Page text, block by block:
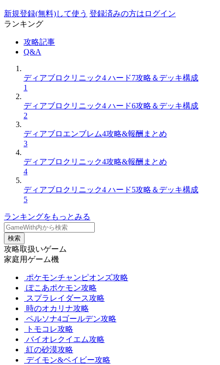
新規登録(無料)して使う 登録済みの方はログイン
ランキング
攻略記事
Q&A
ディアブロクリニック4 ハード7攻略＆デッキ構成
1
ディアブロクリニック4 ハード6攻略＆デッキ構成
2
ディアブロエンブレム4攻略&報酬まとめ
3
ディアブロクリニック4攻略&報酬まとめ
4
ディアブロクリニック4 ハード5攻略＆デッキ構成
5
ランキングをもっとみる
検索
攻略取扱いゲーム
家庭用ゲーム機
ポケモンチャンピオンズ攻略
ぽこあポケモン攻略
スプラレイダース攻略
時のオカリナ攻略
ペルソナ4ゴールデン攻略
トモコレ攻略
バイオレクイエム攻略
紅の砂漠攻略
デイモン&ベイビー攻略